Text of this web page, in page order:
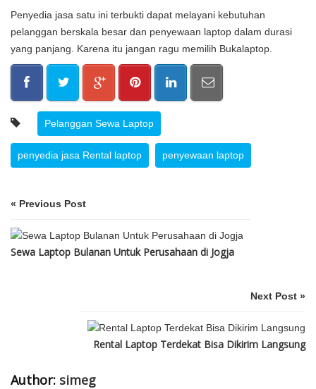
Penyedia jasa satu ini terbukti dapat melayani kebutuhan
pelanggan berskala besar dan penyewaan laptop dalam durasi
yang panjang. Karena itu jangan ragu memilih Bukalaptop.
Pelanggan Sewa Laptop
penyedia jasa Rental laptop penyewaan laptop
« Previous Post
Sewa Laptop Bulanan Untuk Perusahaan di Jogja
Next Post »
Rental Laptop Terdekat Bisa Dikirim Langsung
Author: simeg